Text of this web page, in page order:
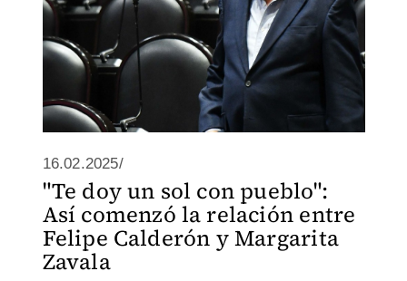
16.02.2025/
"Te doy un sol con pueblo":
Así comenzó la relación entre
Felipe Calderón y Margarita
Zavala